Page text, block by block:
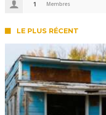
1 Membres
LE PLUS RÉCENT